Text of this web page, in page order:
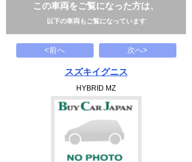
この車両をご覧になった方は、
以下の車両もご覧になっています
<前へ 次へ>
スズキイグニス
HYBRID MZ